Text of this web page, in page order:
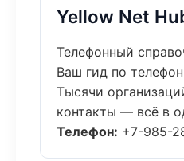
Yellow Net
Телефонный
Ваш гид по
Тысячи
контакты — всё в
Телефон: +7-985-